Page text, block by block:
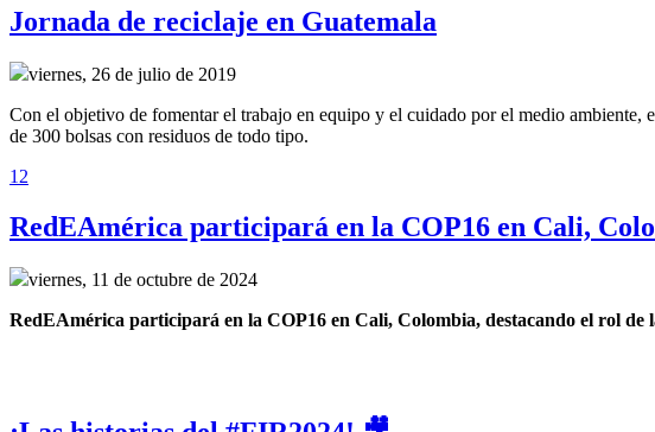
Jornada de reciclaje en Guatemala
viernes, 26 de julio de 2019
Con el objetivo de fomentar el trabajo en equipo y el cuidado por el medio ambiente,
de 300 bolsas con residuos de todo tipo.
1 2
RedEAmérica participará en la COP16 en Cali,
viernes, 11 de octubre de 2024
RedEAmérica participará en la COP16 en Cali, Colombia, destacando el rol